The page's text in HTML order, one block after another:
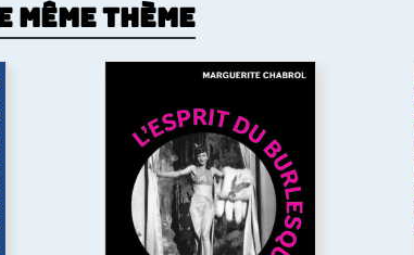
même thème
L’Esprit du burlesque
L’ouvrage revisite l’âge d’or
du film musical américain du
XXe siècle en y cherchant
l’héritage du théâtre